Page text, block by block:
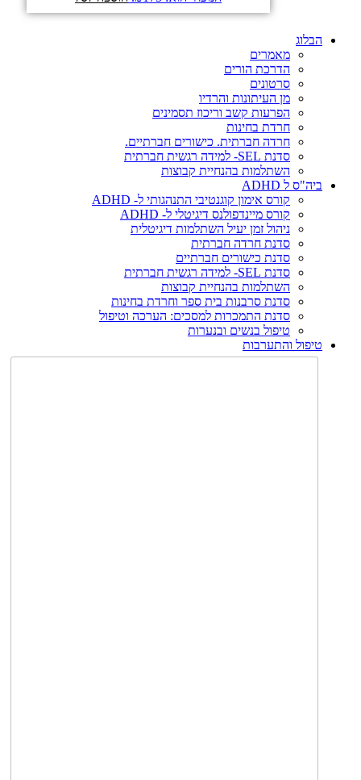
הבלוג
מאמרים
הדרכת הורים
סרטונים
מן העיתונות והרדיו
הפרעות קשב וריכוז תסמינים
חרדת בחינות
חרדה חברתית. כישורים חברתיים.
סדנת SEL- למידה רגשית חברתית
השתלמות בהנחיית קבוצות
ביה"ס ל ADHD
קורס אימון קוגנטיבי התנהגותי ל- ADHD
קורס מיינדפולנס דיגיטלי ל- ADHD
ניהול זמן יעיל השתלמות דיגיטלית
סדנת חרדה חברתית
סדנת כישורים חברתיים
סדנת SEL- למידה רגשית חברתית
השתלמות בהנחיית קבוצות
סדנת סרבנות בית ספר וחרדת בחינות
סדנת התמכרות למסכים: הערכה וטיפול
טיפול בנשים ובנערות
טיפול והתערבות